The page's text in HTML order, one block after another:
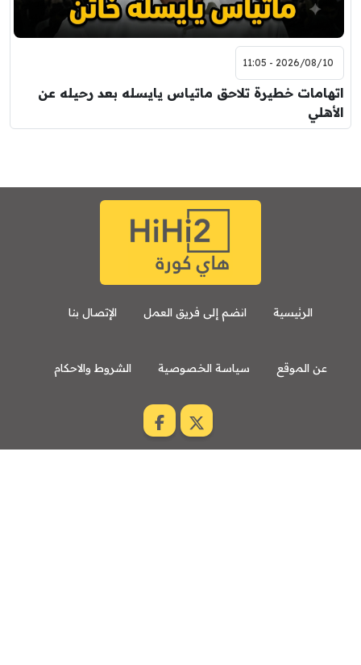
2026/08/10 - 11:05
اتهامات خطيرة تلاحق ماتياس يايسله بعد رحيله عن
الأهلي
الرئيسية انضم إلى فريق العمل الإتصال بنا
عن الموقع سياسة الخصوصية الشروط والاحكام